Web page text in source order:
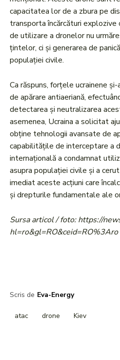
capacitatea lor de a zbura pe
transporta încărcături
de utilizare a dronelor nu
țintelor, ci și generarea de
populației civile.
Ca răspuns, forțele ucrainene
de apărare antiaeriană,
detectarea și neutralizarea
asemenea, Ucraina a solicitat
obține tehnologii avansate de
capabilitățile de interceptare a
internațională a condamnat
asupra populației civile și a
imediat aceste acțiuni care
și drepturile fundamentale ale
Sursa articol / foto: https://
hl=ro&gl=RO&ceid=RO%3Aro
Scris de Eva-Energy
atac drone Kiev